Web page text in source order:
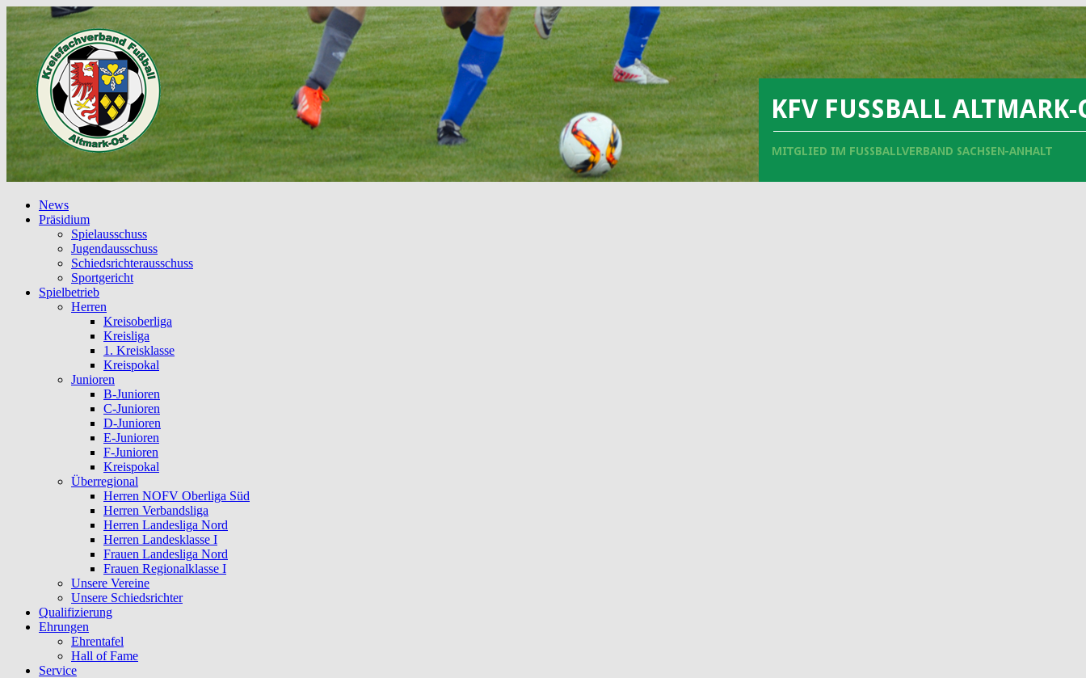
News
Präsidium
Spielausschuss
Jugendausschuss
Schiedsrichterausschuss
Sportgericht
Spielbetrieb
Herren
Kreisoberliga
Kreisliga
1. Kreisklasse
Kreispokal
Junioren
B-Junioren
C-Junioren
D-Junioren
E-Junioren
F-Junioren
Kreispokal
Überregional
Herren NOFV Oberliga Süd
Herren Verbandsliga
Herren Landesliga Nord
Herren Landesklasse I
Frauen Landesliga Nord
Frauen Regionalklasse I
Unsere Vereine
Unsere Schiedsrichter
Qualifizierung
Ehrungen
Ehrentafel
Hall of Fame
Service